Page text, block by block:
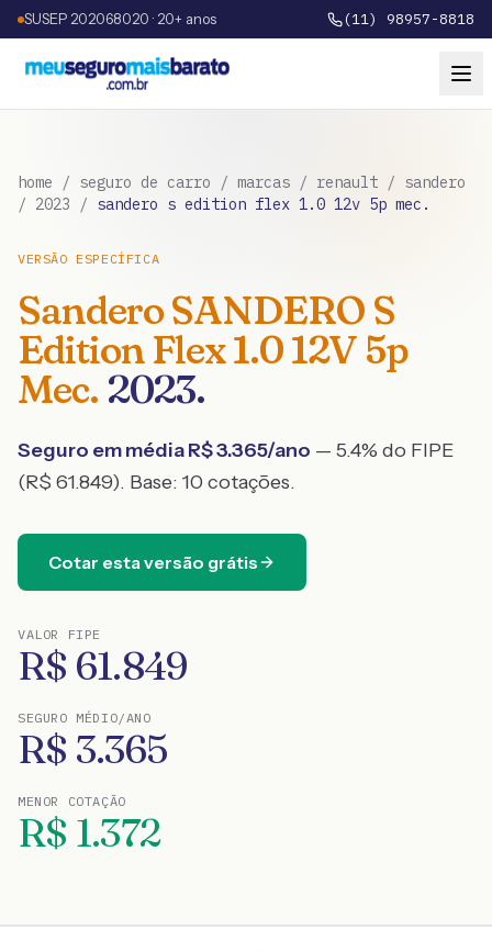
SUSEP 202068020 · 20+ anos (11) 98957-8818
home / seguro de carro / marcas / renault / sandero
/ 2023 / sandero s edition flex 1.0 12v 5p mec.
VERSÃO ESPECÍFICA
SanderoSANDERO S
Edition Flex 1.0 12V 5p
Mec. 2023.
Seguro em média R$3.365/ano — 5.4% do FIPE
(R$ 61.849). Base: 10 cotações.
Cotar esta versão grátis
VALOR FIPE
R$ 61.849
SEGURO MÉDIO/ANO
R$ 3.365
MENOR COTAÇÃO
R$ 1.372